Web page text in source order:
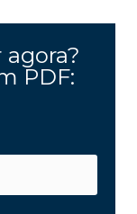
PDF: